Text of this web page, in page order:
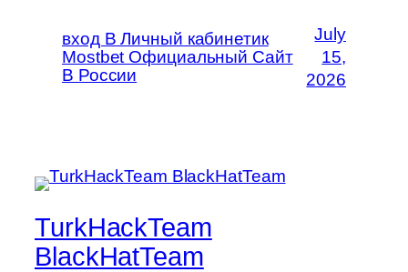
вход В Личный кабинетик
Mostbet Официальный Сайт
В России
July
15,
2026
TurkHackTeam
BlackHatTeam